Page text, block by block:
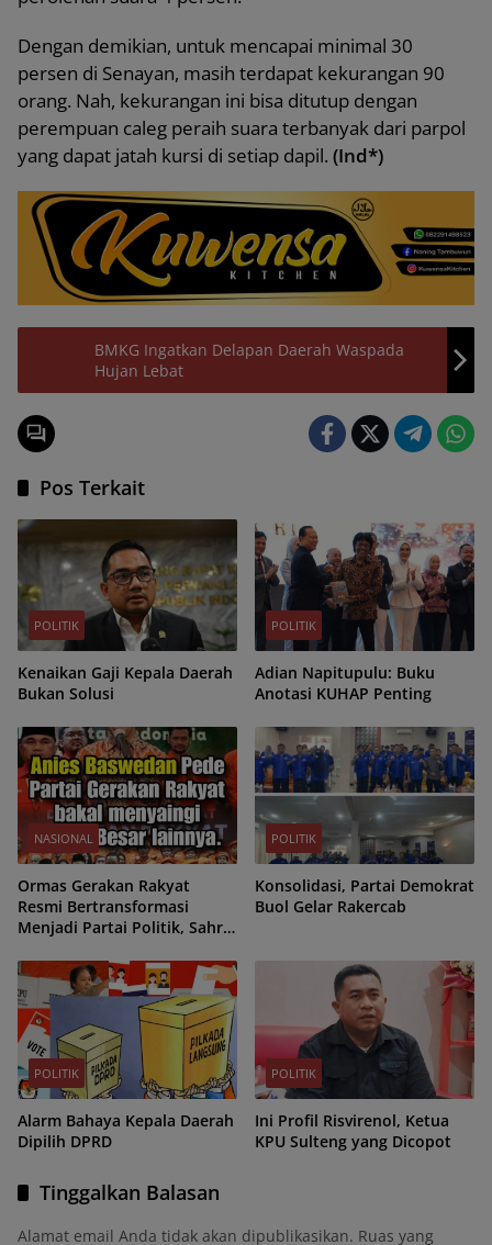
Dengan demikian, untuk mencapai minimal 30
persen di Senayan, masih terdapat kekurangan 90
orang. Nah, kekurangan ini bisa ditutup dengan
perempuan caleg peraih suara terbanyak dari parpol
yang dapat jatah kursi di setiap dapil. (Ind*)
BMKG Ingatkan Delapan Daerah Waspada
Hujan Lebat
Pos Terkait
POLITIK
Kenaikan Gaji Kepala Daerah
Bukan Solusi
POLITIK
Adian Napitupulu: Buku
Anotasi KUHAP Penting
NASIONAL
Ormas Gerakan Rakyat
Resmi Bertransformasi
Menjadi Partai Politik, Sahrin
POLITIK
Konsolidasi, Partai Demokrat
Buol Gelar Rakercab
POLITIK
Alarm Bahaya Kepala Daerah
Dipilih DPRD
POLITIK
Ini Profil Risvirenol, Ketua
KPU Sulteng yang Dicopot
Tinggalkan Balasan
Alamat email Anda tidak akan dipublikasikan. Ruas yang